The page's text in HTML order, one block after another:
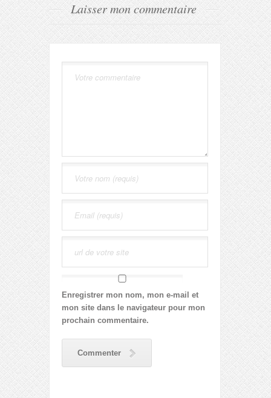
Laisser mon commentaire
Enregistrer mon nom, mon e-mail et
mon site dans le navigateur pour mon
prochain commentaire.
Commenter